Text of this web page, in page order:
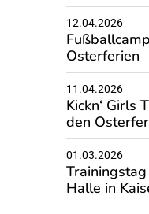
12.04.2026
Osterferien
11.04.2026
Kickn‘ Girls
den
01.03.2026
Halle in